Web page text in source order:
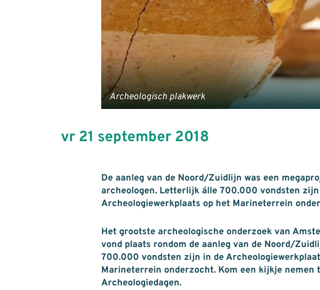
Archeologisch plakwerk
vr 21 september 2018
De aanleg van de Noord/Zuidlijn was een
archeologen. Letterlijk álle 700.000 vondsten
Archeologiewerkplaats op het Marineterrein
Het grootste archeologische onderzoek van
vond plaats rondom de aanleg van de Noord/
700.000 vondsten zijn in de
Marineterrein onderzocht. Kom een kijkje nemen
Archeologiedagen.